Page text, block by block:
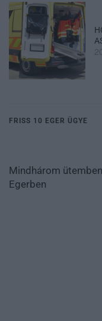
FRISS 10 EGER ÜGYE
Mindhárom
Egerben